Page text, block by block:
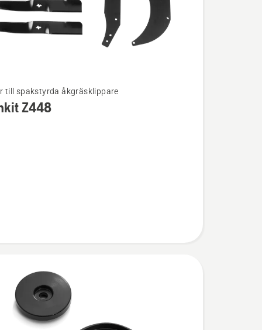
till spakstyrda åkgräsklippare
Z448